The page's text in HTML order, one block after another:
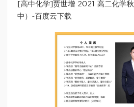
[高中化学]贾世增 2021 高二化学
中）-百度云下载